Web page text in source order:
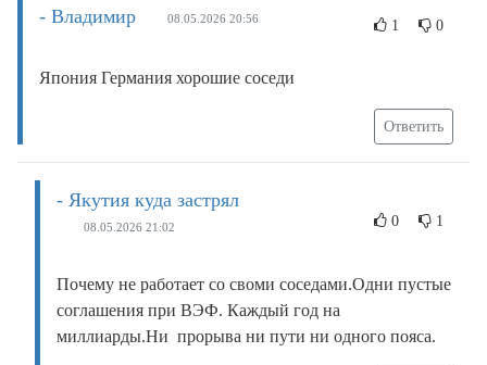
- Владимир 08.05.2026 20:56 1 0
Япония Германия хорошие соседи
Ответить
- Якутия куда застрял
08.05.2026 21:02 0 1
Почему не работает со своми соседами.Одни пустые
соглашения при ВЭФ. Каждый год на
миллиарды.Ни прорыва ни пути ни одного пояса.